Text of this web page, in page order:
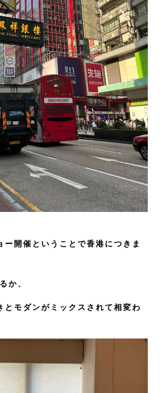
開催ということで香港につきま
か、
モダンがミックスされて相変わ